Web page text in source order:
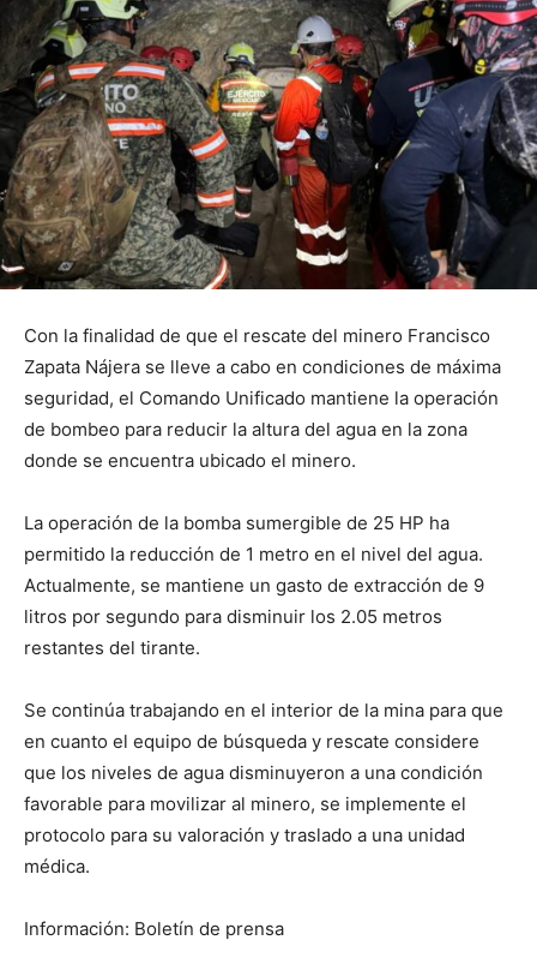
Con la finalidad de que el rescate del minero Francisco
Zapata Nájera se lleve a cabo en condiciones de máxima
seguridad, el Comando Unificado mantiene la operación
de bombeo para reducir la altura del agua en la zona
donde se encuentra ubicado el minero.
La operación de la bomba sumergible de 25 HP ha
permitido la reducción de 1 metro en el nivel del agua.
Actualmente, se mantiene un gasto de extracción de 9
litros por segundo para disminuir los 2.05 metros
restantes del tirante.
Se continúa trabajando en el interior de la mina para que
en cuanto el equipo de búsqueda y rescate considere
que los niveles de agua disminuyeron a una condición
favorable para movilizar al minero, se implemente el
protocolo para su valoración y traslado a una unidad
médica.
Información: Boletín de prensa